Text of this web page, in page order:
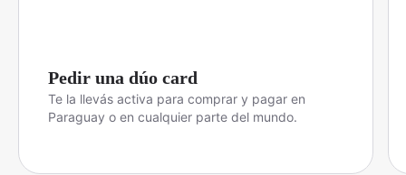
Pedir una dúo card
Te la llevás activa para comprar y pagar en
Paraguay o en cualquier parte del mundo.